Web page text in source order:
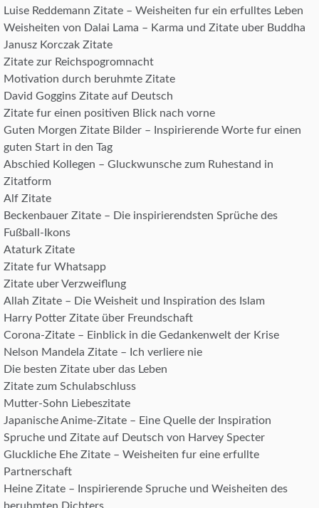
Luise Reddemann Zitate – Weisheiten fur ein erfulltes Leben
Weisheiten von Dalai Lama – Karma und Zitate uber Buddha
Janusz Korczak Zitate
Zitate zur Reichspogromnacht
Motivation durch beruhmte Zitate
David Goggins Zitate auf Deutsch
Zitate fur einen positiven Blick nach vorne
Guten Morgen Zitate Bilder – Inspirierende Worte fur einen
guten Start in den Tag
Abschied Kollegen – Gluckwunsche zum Ruhestand in
Zitatform
Alf Zitate
Beckenbauer Zitate – Die inspirierendsten Sprüche des
Fußball-Ikons
Ataturk Zitate
Zitate fur Whatsapp
Zitate uber Verzweiflung
Allah Zitate – Die Weisheit und Inspiration des Islam
Harry Potter Zitate über Freundschaft
Corona-Zitate – Einblick in die Gedankenwelt der Krise
Nelson Mandela Zitate – Ich verliere nie
Die besten Zitate uber das Leben
Zitate zum Schulabschluss
Mutter-Sohn Liebeszitate
Japanische Anime-Zitate – Eine Quelle der Inspiration
Spruche und Zitate auf Deutsch von Harvey Specter
Gluckliche Ehe Zitate – Weisheiten fur eine erfullte
Partnerschaft
Heine Zitate – Inspirierende Spruche und Weisheiten des